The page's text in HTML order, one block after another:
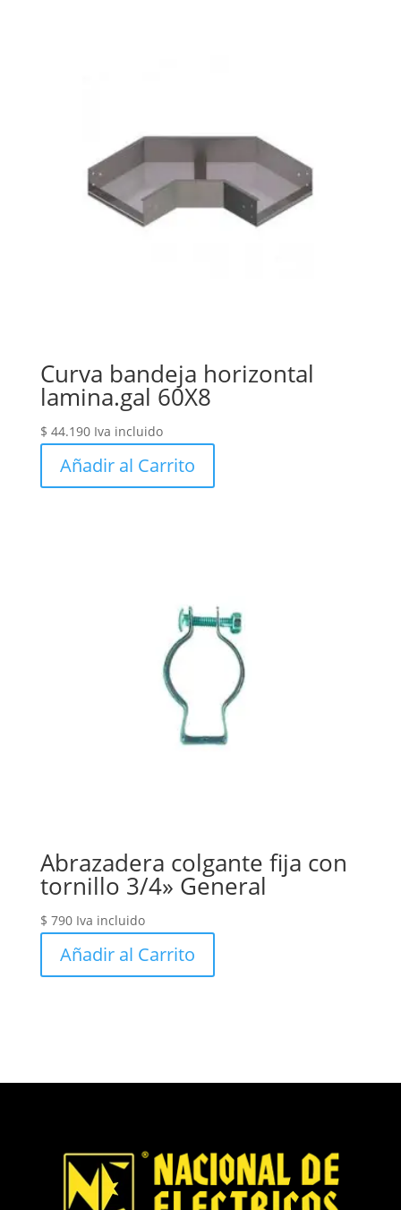
Curva bandeja horizontal
lamina.gal 60X8
$ 44.190 Iva incluido
Añadir al Carrito
Abrazadera colgante fija con
tornillo 3/4» General
$ 790 Iva incluido
Añadir al Carrito